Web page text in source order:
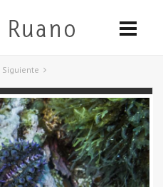
Siguiente